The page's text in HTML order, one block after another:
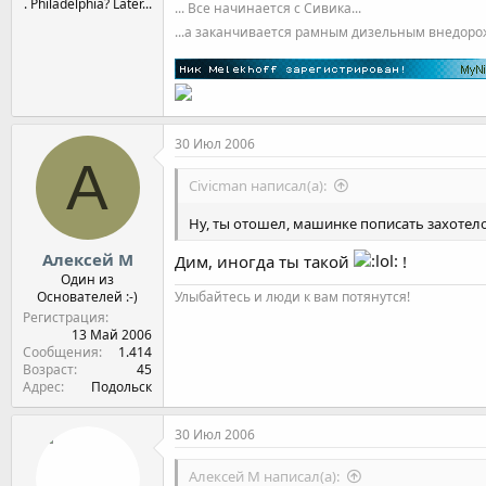
. Philadelphia? Later...
... Все начинается с Сивика...
...а заканчивается рамным дизельным
А
Алексей М
Один из
Основателей :-)
Регистрация
13 Май 2006
Сообщения
1.414
Возраст
45
Адрес
Подольск
30 Июл 2006
Civicman написал(а):
Ну, ты отошел, машинке пописать
Дим, иногда ты такой !
Улыбайтесь и люди к вам потянутся!
30 Июл 2006
Алексей М написал(а):